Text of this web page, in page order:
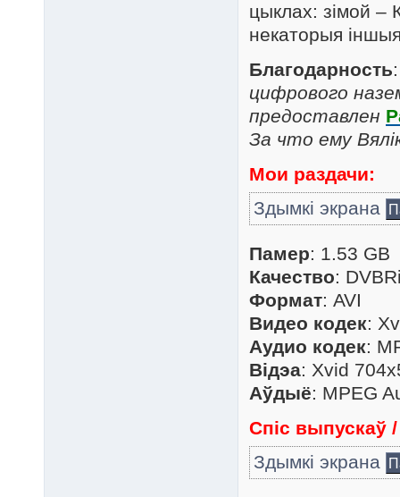
цыклах: зімой –
некаторыя
Благодарность
цифрового
предоставлен
За что ему
Мои раздачи:
Здымкі экрана
Памер: 1.53 GB
Качество:
Формат: AVI
Видео кодек:
Аудио кодек:
Відэа: Xvid
Аўдыё: MPEG
Спіс выпускаў
Здымкі экрана